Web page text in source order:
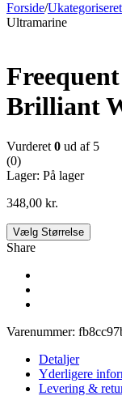
Forside/Ukategoriseret
Ultramarine
Brilliant
Vurderet 0 ud af 5
(0)
Lager: På lager
348,00 kr.
Vælg Størrelse
Share
Varenummer:
Detaljer
Yderligere
Levering &